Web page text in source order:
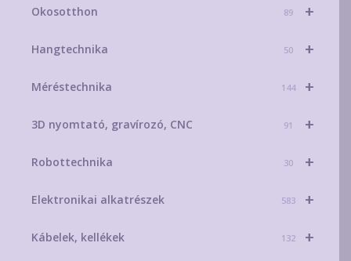
+
Okosotthon 89
+
Hangtechnika 50
+
Méréstechnika 144
+
3D nyomtató, gravírozó, CNC 91
+
Robottechnika 30
+
Elektronikai alkatrészek 583
+
Kábelek, kellékek 132